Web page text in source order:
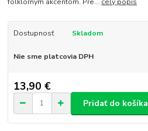
Dostupnosť Skladom
Nie sme platcovia DPH
13,90 €
Pridať do košíka